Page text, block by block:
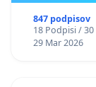
847 podpisov
18 Podpisi /
29 Mar 2026